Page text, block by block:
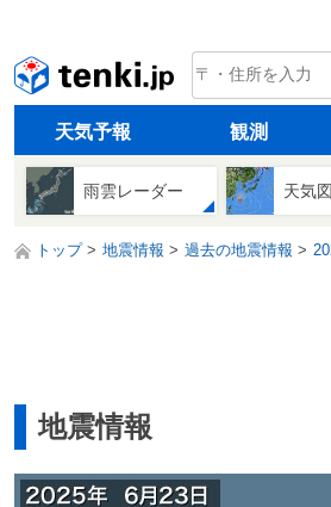
tenki.jp
天気予報 観測
雨雲レーダー 天気図
トップ 地震情報 過去の地震情報
地震情報